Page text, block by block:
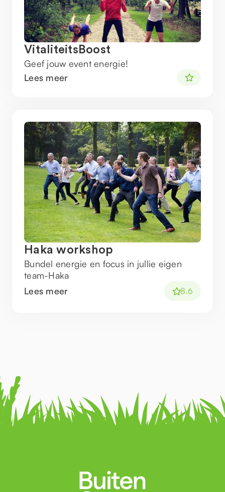
VitaliteitsBoost
Geef jouw event energie!
Lees meer
Haka workshop
Bundel energie en focus in jullie eigen
team-Haka
Lees meer
8.6